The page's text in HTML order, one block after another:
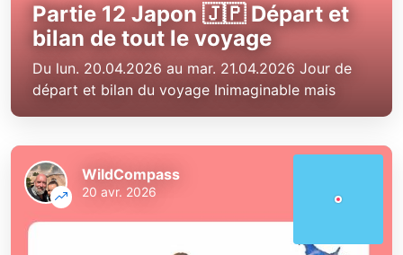
Partie 12 Japon 🇯🇵 Départ et
bilan de tout le voyage
Du lun. 20.04.2026 au mar. 21.04.2026 Jour de
départ et bilan du voyage Inimaginable mais
WildCompass
20 avr. 2026